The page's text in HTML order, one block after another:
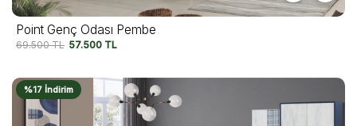
Point Genç Odası Pembe
69.500TL 57.500 TL
%17 İndirim